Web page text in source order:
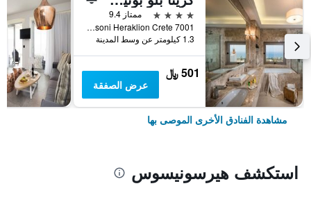
4 نجوم
ممتاز 9.4
Ipsilantou Street Koutouloufari Limani Hersoni Heraklion Crete 7001, هيرسونيسوس, اليونان
1.3 كيلومتر عن وسط المدينة
501 ﷼
عرض الصفقة
مشاهدة الفنادق الأخرى الموصى بها
استكشف هيرسونيسوس